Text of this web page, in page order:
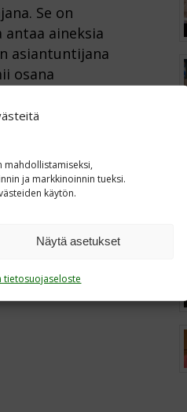
mahdollistamiseksi,
ja markkinoinnin tueksi.
käytön.
Näytä asetukset
tietosuojaseloste
Se on
aineksia
asiantuntijana
osana